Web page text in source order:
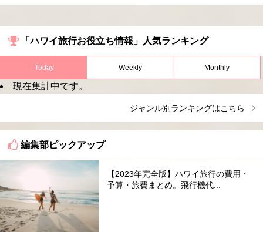
「ハワイ旅行お役立ち情報」人気ランキング
Today Weekly Monthly
現在集計中です。
ジャンル別ランキングはこちら
編集部ピックアップ
【2023年完全版】ハワイ旅行の費用・
予算・旅費まとめ。飛行機代...